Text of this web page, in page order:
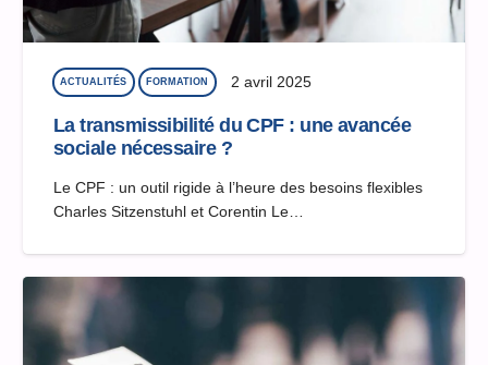
ACTUALITÉS FORMATION 2 avril 2025
La transmissibilité du CPF : une avancée
sociale nécessaire ?
Le CPF : un outil rigide à l’heure des besoins flexibles
Charles Sitzenstuhl et Corentin Le…